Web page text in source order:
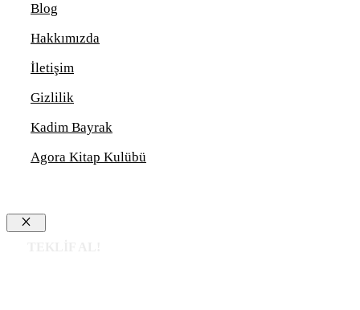
Blog
Hakkımızda
İletişim
Gizlilik
Kadim Bayrak
Agora Kitap Kulübü
Close